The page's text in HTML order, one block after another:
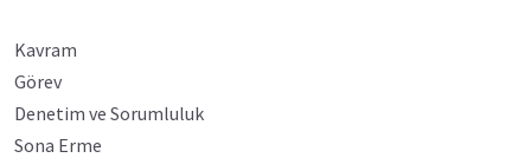
Kavram
Görev
Denetim ve Sorumluluk
Sona Erme